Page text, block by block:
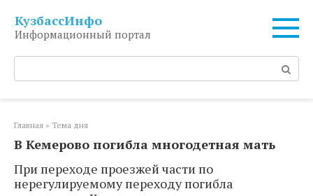
контенту
КузбассИнфо
Информационный портал
Поиск:
Главная » Тема дня
В Кемерово погибла многодетная мать
При переходе проезжей части по
нерегулируемому переходу погибла